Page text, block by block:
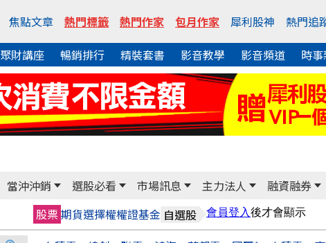
焦點文章 熱門標籤 熱門作家 包月作家 犀利股神
熱門追
聚財講座 暢銷排行 精裝套書 影音教學 影音頻道 時
當沖沖銷 選股必看 市場訊息 主力法人
融資融券
股票期貨選擇權權證基金 自選股